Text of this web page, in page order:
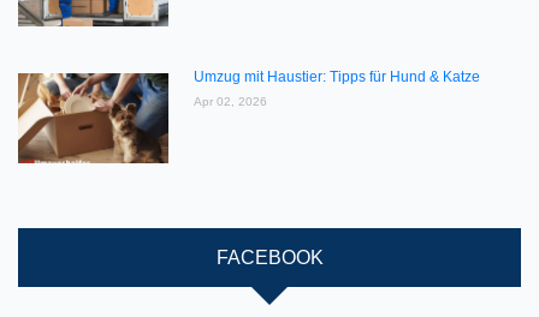
Umzug mit Haustier: Tipps für Hund & Katze
Apr 02, 2026
FACEBOOK